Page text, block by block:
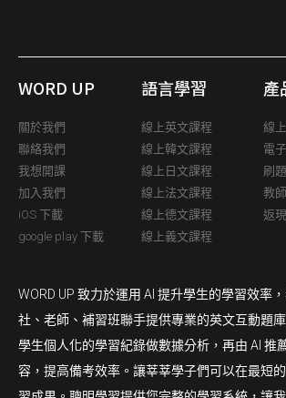
WORD UP
關於我們
聯絡我們
我想開課
加入我們
iOS 下載
google play 下載
語言學習
線上英文課程
線上韓文課程
線上日文課程
線上法文課程
線上德文課程
線上義文課程
產
線
電
刷
教
返
WORD UP 致力於運用 AI 提升學生的學習效率
社、老師、補習班聯手提供專業的英文互動題
學生個人化的學習紀錄做數據分析，再由 AI 推
容，提高備考效率。讓莘莘學子們可以在最短